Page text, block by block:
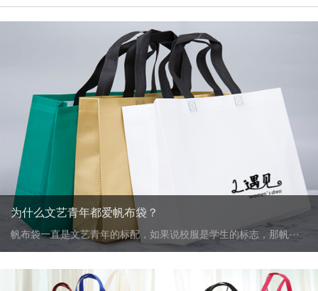
为什么文艺青年都爱帆布袋？
帆布袋一直是文艺青年的标配，如果说校服是学生的标志，那帆···